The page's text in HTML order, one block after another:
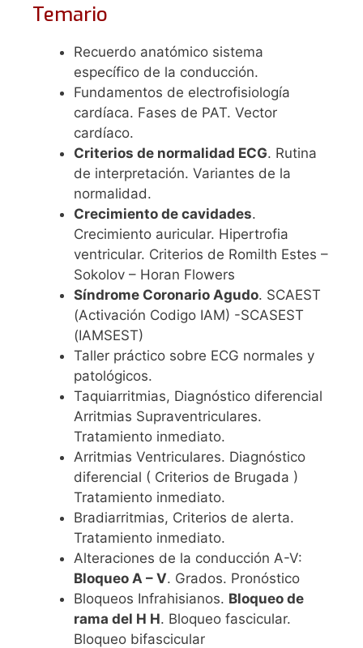
Temario
Recuerdo anatómico sistema
específico de la conducción.
Fundamentos de electrofisiología
cardíaca. Fases de PAT. Vector
cardíaco.
Criterios de normalidad ECG. Rutina
de interpretación. Variantes de la
normalidad.
Crecimiento de cavidades.
Crecimiento auricular. Hipertrofia
ventricular. Criterios de Romilth Estes –
Sokolov – Horan Flowers
Síndrome Coronario Agudo. SCAEST
(Activación Codigo IAM) -SCASEST
(IAMSEST)
Taller práctico sobre ECG normales y
patológicos.
Taquiarritmias, Diagnóstico diferencial
Arritmias Supraventriculares.
Tratamiento inmediato.
Arritmias Ventriculares. Diagnóstico
diferencial ( Criterios de Brugada )
Tratamiento inmediato.
Bradiarritmias, Criterios de alerta.
Tratamiento inmediato.
Alteraciones de la conducción A-V:
Bloqueo A – V. Grados. Pronóstico
Bloqueos Infrahisianos. Bloqueo de
rama del H H. Bloqueo fascicular.
Bloqueo bifascicular